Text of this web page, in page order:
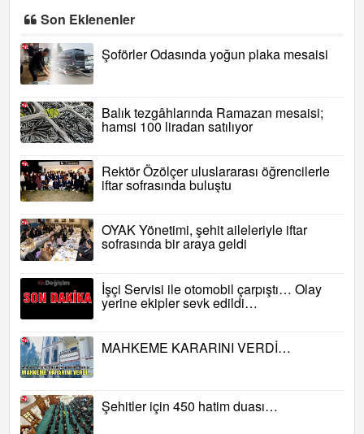
Son Eklenenler
Şoförler Odasında yoğun plaka mesaisi
Balık tezgâhlarında Ramazan mesaisi;
hamsi 100 liradan satılıyor
Rektör Özölçer uluslararası öğrencilerle
iftar sofrasında buluştu
OYAK Yönetimi, şehit aileleriyle iftar
sofrasında bir araya geldi
İşçi Servisi ile otomobil çarpıştı… Olay
yerine ekipler sevk edildi…
MAHKEME KARARINI VERDİ…
Şehitler için 450 hatim duası…